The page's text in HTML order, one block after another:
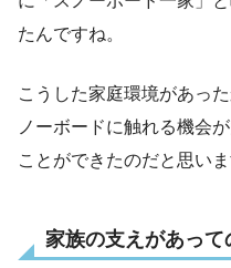
たんですね。
こうした家庭環境があっ
ノーボードに触れる機会
ことができたのだと思いま
家族の支えがあって